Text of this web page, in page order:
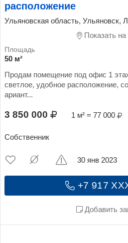
расположение
Ульяновская область, Ульяновск,
Показать на
50 м²
Продам помещение под офис 1
светлое, удобное расположение,
ариант...
3 850 000 1 м² = 77 000
Собственник
+7 917
Добавить
30 янв 2023